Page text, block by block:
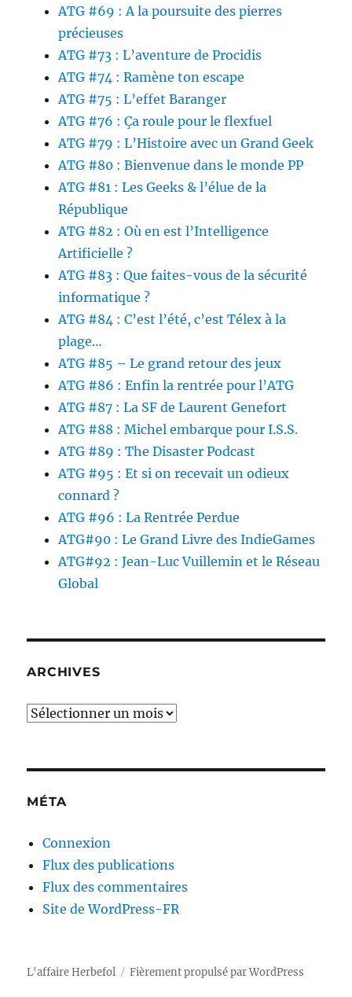
ATG #69 : A la poursuite des pierres
précieuses
ATG #73 : L’aventure de Procidis
ATG #74 : Ramène ton escape
ATG #75 : L’effet Baranger
ATG #76 : Ça roule pour le flexfuel
ATG #79 : L’Histoire avec un Grand Geek
ATG #80 : Bienvenue dans le monde PP
ATG #81 : Les Geeks & l’élue de la
République
ATG #82 : Où en est l’Intelligence
Artificielle ?
ATG #83 : Que faites-vous de la sécurité
informatique ?
ATG #84 : C’est l’été, c’est Télex à la
plage…
ATG #85 – Le grand retour des jeux
ATG #86 : Enfin la rentrée pour l’ATG
ATG #87 : La SF de Laurent Genefort
ATG #88 : Michel embarque pour I.S.S.
ATG #89 : The Disaster Podcast
ATG #95 : Et si on recevait un odieux
connard ?
ATG #96 : La Rentrée Perdue
ATG#90 : Le Grand Livre des IndieGames
ATG#92 : Jean-Luc Vuillemin et le Réseau
Global
ARCHIVES
Archives
MÉTA
Connexion
Flux des publications
Flux des commentaires
Site de WordPress-FR
L'affaire Herbefol Fièrement propulsé par WordPress